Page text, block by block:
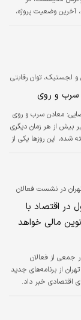
وضعیت پروژه،
لجستیک، توان رقابتی
تضعیف کرده است
سرب و روی
معادن سرب و روی
بیش از هر زمان دیگری
شده، این روزها یکی از
خارجی شود،
اختلال در مسیرهای
هزینه‌های تولید و
اخیر، شرایطی را
با کاهش شدید
در نشست فعالان
در اقتصاد با
نوین مالی خواهد
جمعی از فعالان
از برنامه‌های جدید
اقتصادی خبر داد.